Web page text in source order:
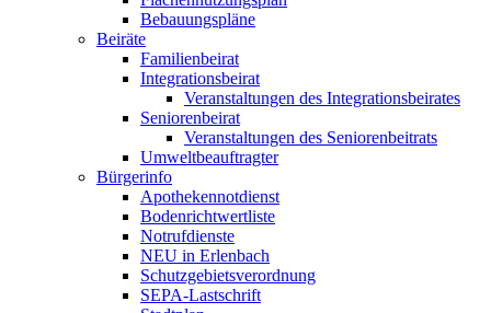
Bebauungspläne
Beiräte
Familienbeirat
Integrationsbeirat
Veranstaltungen des Integrationsbeirates
Seniorenbeirat
Veranstaltungen des Seniorenbeitrats
Umweltbeauftragter
Bürgerinfo
Apothekennotdienst
Bodenrichtwertliste
Notrufdienste
NEU in Erlenbach
Schutzgebietsverordnung
SEPA-Lastschrift